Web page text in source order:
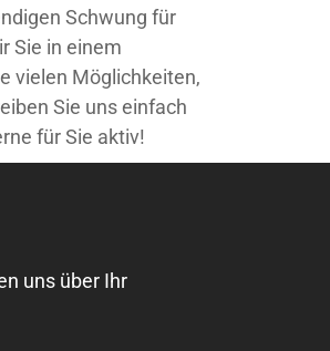
Schwung für
Sie in einem
vielen Möglichkeiten,
Sie uns einfach
für Sie aktiv!
uns über Ihr